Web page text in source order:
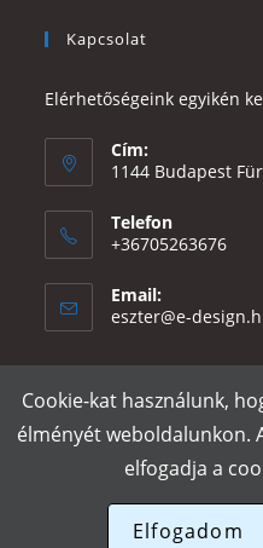
Kapcsolat
Elérhetőségeink egyikén
Cím:
1144 Budapest
Telefon
+36705263676
Email:
eszter@e-
Rólunk Szállítás és fizetés
Póló
Cookie-kat használunk,
élményét weboldalunkon.
elfogadja a
Elfogadom